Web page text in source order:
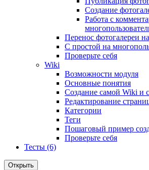
Создание
Работа с
Перенос фотогалереи
С простой на
Проверьте себя
Wiki
Возможности модуля
Основные понятия
Создание самой Wiki и
Редактирование
Категории
Теги
Пошаговый пример
Проверьте себя
Тесты (6)
Открыть